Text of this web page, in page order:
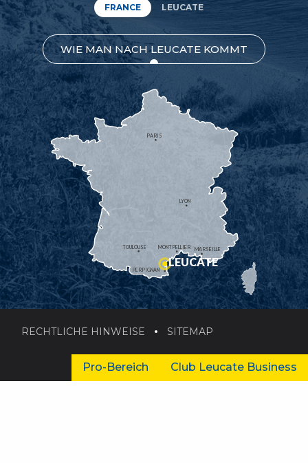
FRANCE LEUCATE
WIE MAN NACH LEUCATE KOMMT
MONTPELLIER
PERPIGNAN
MARSEILLE
TOULOUSE
LYON
PARIS
LEUCATE
RECHTLICHE HINWEISE SITEMAP
Pro-Bereich Club Leucate Business